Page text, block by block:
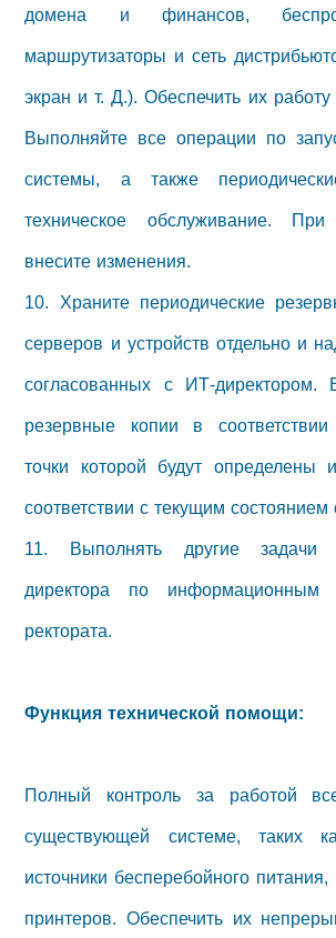
домена и финансов,
маршрутизаторы и сеть
экран и т. Д.). Обеспечить их
Выполняйте все операции по
системы, а также
техническое обслуживание. При
внесите изменения.
10. Храните периодические
серверов и устройств отдельно и
согласованных с ИТ-директором.
резервные копии в
точки которой будут
соответствии с текущим
11. Выполнять другие
директора по информационным
ректората.
Функция технической помощи:
Полный контроль за работой
существующей системе, таких
источники бесперебойного
принтеров. Обеспечить их